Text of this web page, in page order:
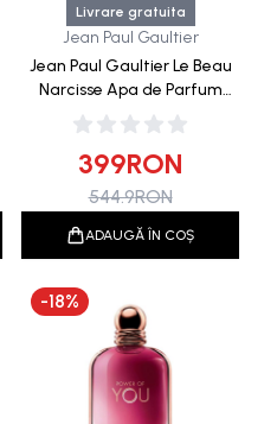
Livrare gratuita
Jean Paul Gaultier
Jean Paul Gaultier Le Beau
Narcisse Apa de Parfum
75ml
399RON
544.9RON
ADAUGĂ ÎN COȘ
-18%